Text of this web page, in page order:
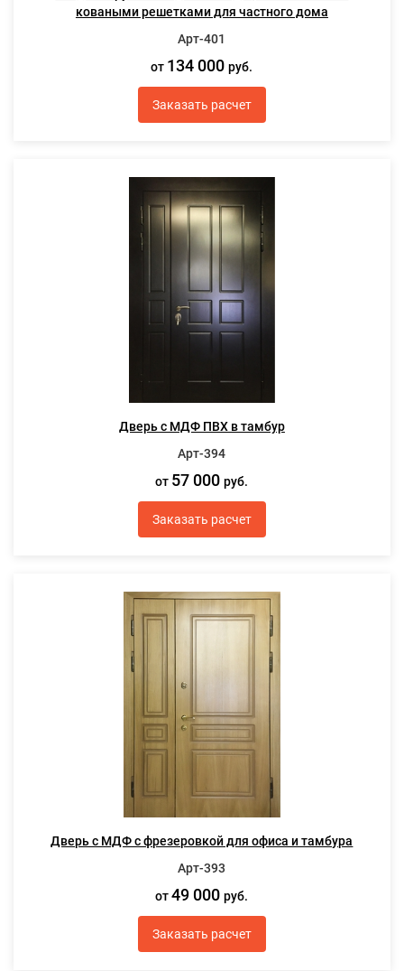
коваными решетками для частного дома
Арт-401
от 134 000руб.
Заказать расчет
Дверь с МДФ ПВХ в тамбур
Арт-394
от 57 000руб.
Заказать расчет
Дверь с МДФ с фрезеровкой для офиса и тамбура
Арт-393
от49 000руб.
Заказать расчет